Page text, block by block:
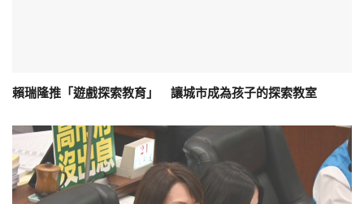
賴瑞隆推「遊戲探索教育」 讓城市成為孩子的探索教室